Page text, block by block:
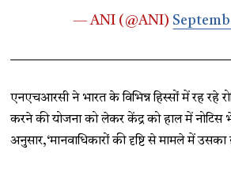
— ANI (@ANI)
एनएचआरसी ने भारत के विभिन्न हिस्सों में रह रहे
करने की योजना को लेकर केंद्र को हाल में
अनुसार,‘मानवाधिकारों की दृष्टि से मामले में उसका